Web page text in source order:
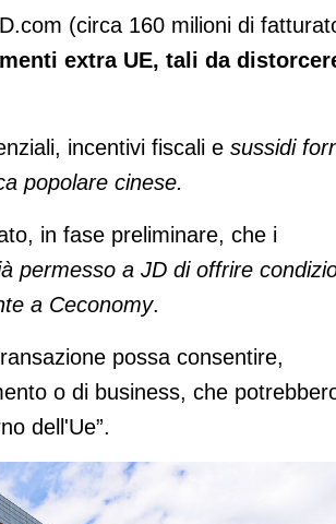
(circa 160 milioni di
extra UE, tali da
incentivi fiscali e sussidi
popolare cinese.
in fase preliminare, che i
permesso a JD di offrire
a Ceconomy.
possa consentire,
o di business, che
dell'Ue”.